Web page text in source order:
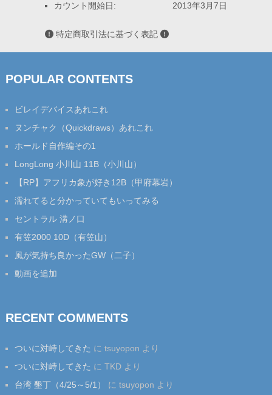
2013年3月7日
カウント開始日:
特定商取引法に基づく表記
POPULAR CONTENTS
ビレイデバイスあれこれ
ヌンチャク（Quickdraws）あれこれ
ホールド自作編その1
LongLong 小川山 11B（小川山）
【RP】アフリカ象が好き12B（甲府幕岩）
濡れてると分かっていてもいってみる
セントラル 溝ノ口
有笠2000 10D（有笠山）
風が気持ち良かったGW（二子）
動画を追加
RECENT COMMENTS
ついに対峙してきた に tsuyopon より
ついに対峙してきた に TKDより
台湾 墾丁（4/25～5/1）
に tsuyopon より